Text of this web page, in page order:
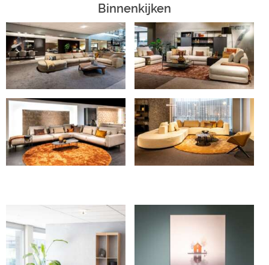
Binnenkijken